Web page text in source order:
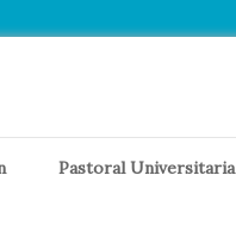
Pastoral Universitaria